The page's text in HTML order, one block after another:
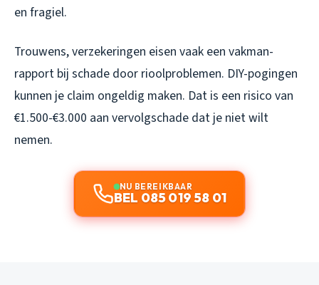
en fragiel.
Trouwens, verzekeringen eisen vaak een vakman-
rapport bij schade door rioolproblemen. DIY-pogingen
kunnen je claim ongeldig maken. Dat is een risico van
€1.500-€3.000 aan vervolgschade dat je niet wilt
nemen.
NU BEREIKBAAR
BEL 085 019 58 01